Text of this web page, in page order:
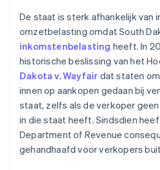
De staat is sterk afhankelijk van
omzetbelasting omdat South
inkomstenbelasting heeft. In
historische beslissing van het
Dakota v. Wayfair dat staten
innen op aankopen gedaan bij
staat, zelfs als de verkoper
in die staat heeft. Sindsdien
Department of Revenue
gehandhaafd voor verkopers